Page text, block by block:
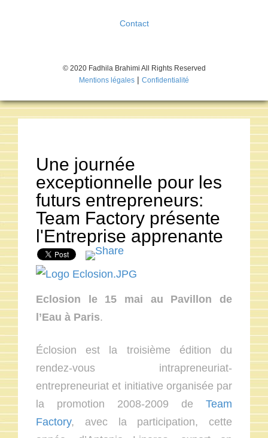
Contact
© 2020 Fadhila Brahimi All Rights Reserved
Mentions légales | Confidentialité
Une journée
exceptionnelle pour les
futurs entrepreneurs:
Team Factory présente
l'Entreprise apprenante
Eclosion le 15 mai au Pavillon de
l’Eau à Paris.
Éclosion est la troisième édition du
rendez-vous intrapreneuriat-
entrepreneuriat et initiative organisée par
la promotion 2008-2009 de Team
Factory, avec la participation, cette